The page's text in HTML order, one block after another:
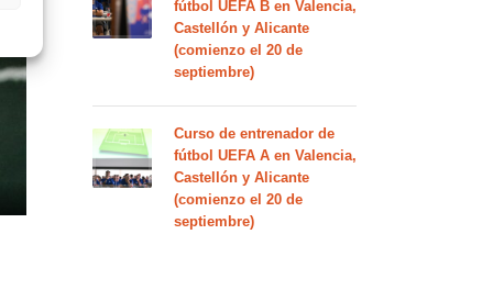
fútbol UEFA B en Valencia,
Castellón y Alicante
(comienzo el 20 de
septiembre)
Curso de entrenador de
fútbol UEFA A en Valencia,
Castellón y Alicante
(comienzo el 20 de
septiembre)